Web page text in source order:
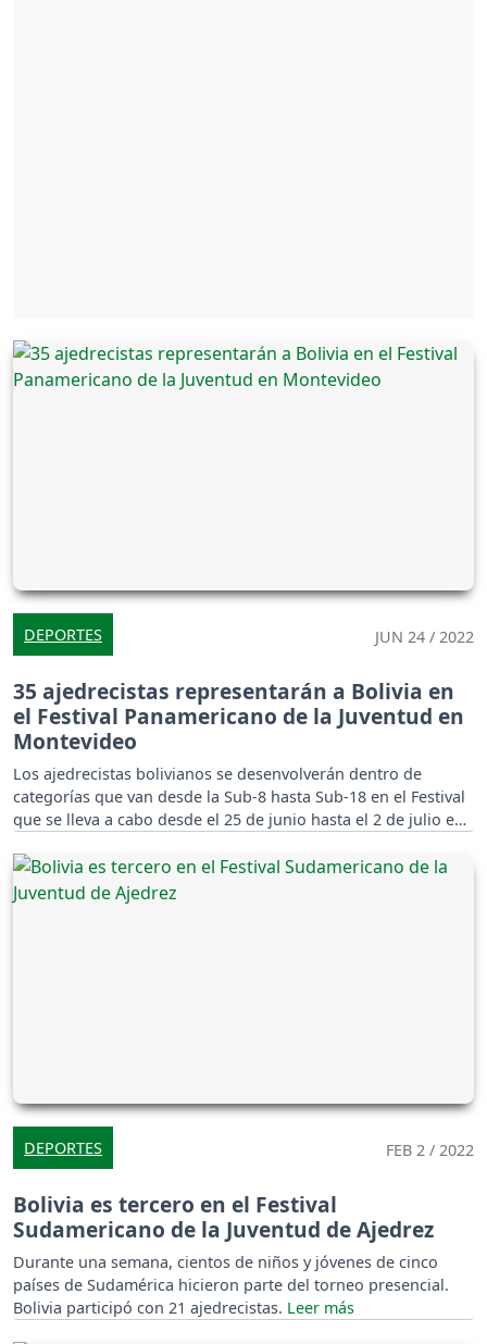
DEPORTES JUN 24 / 2022
35 ajedrecistas representarán a Bolivia en
el Festival Panamericano de la Juventud en
Montevideo
Los ajedrecistas bolivianos se desenvolverán dentro de
categorías que van desde la Sub-8 hasta Sub-18 en el Festival
que se lleva a cabo desde el 25 de junio hasta el 2 de julio en
DEPORTES FEB 2 / 2022
Bolivia es tercero en el Festival
Sudamericano de la Juventud de Ajedrez
Durante una semana, cientos de niños y jóvenes de cinco
países de Sudamérica hicieron parte del torneo presencial.
Bolivia participó con 21 ajedrecistas.